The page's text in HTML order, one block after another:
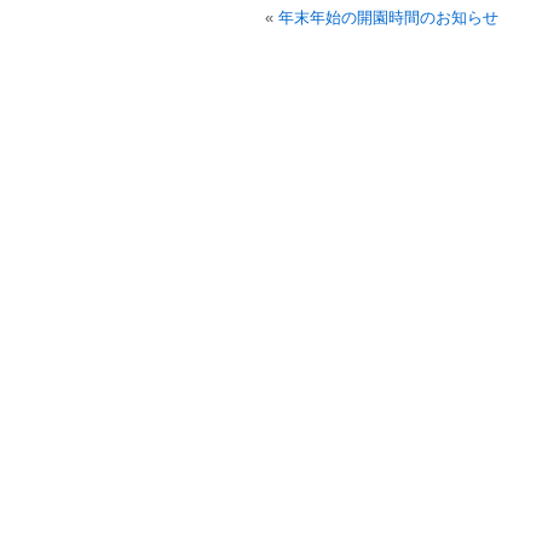
« 年末年始の開園時間のお知らせ